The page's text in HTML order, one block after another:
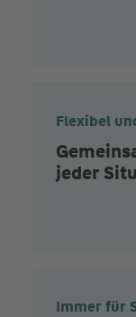
Flexibel
jeder
Immer für